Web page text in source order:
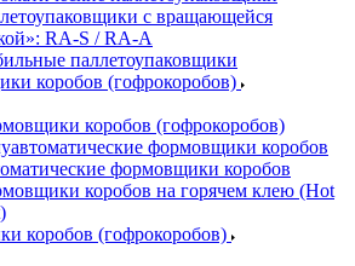
с вращающейся
RA-S / RA-A
паллетоупаковщики
коробов (гофрокоробов)
коробов (гофрокоробов)
формовщики коробов
формовщики коробов
коробов на горячем клею (Hot
коробов (гофрокоробов)